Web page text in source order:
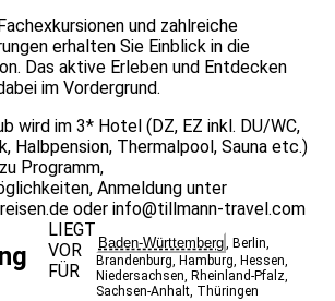
und zahlreiche
erhalten Sie Einblick in die
Das aktive Erleben und Entdecken
im Vordergrund.
wird im 3* Hotel (DZ, EZ inkl. DU/WC,
Halbpension, Thermalpool, Sauna etc.)
Programm,
Anmeldung unter
oder info@tillmann-travel.com
LIEGT
VOR
FÜR
Baden-Württemberg, Berlin,
Brandenburg, Hamburg, Hessen,
Niedersachsen, Rheinland-Pfalz,
Sachsen-Anhalt, Thüringen